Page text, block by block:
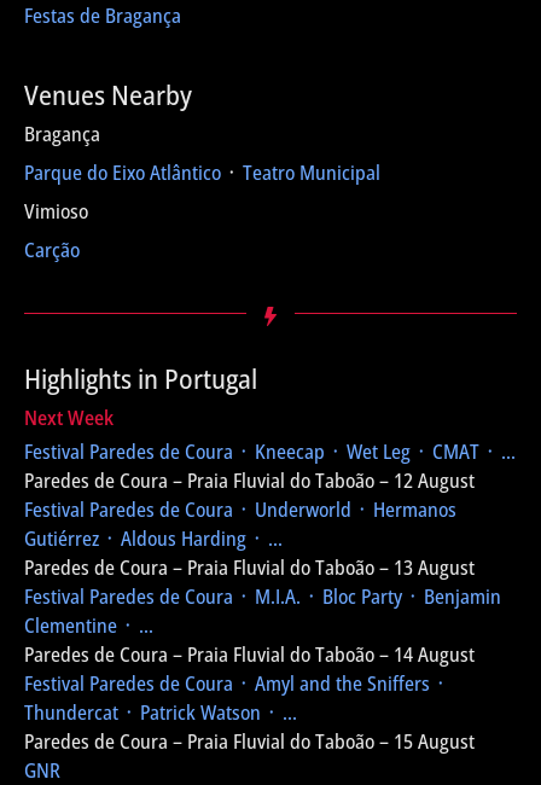
Festas de Bragança
Venues Nearby
Bragança
Parque do Eixo Atlântico ᛫ Teatro Municipal
Vimioso
Carção
Highlights in Portugal
Next Week
Festival Paredes de Coura ᛫ Kneecap ᛫ Wet Leg ᛫ CMAT ᛫ ...
Paredes de Coura – Praia Fluvial do Taboão – 12 August
Festival Paredes de Coura ᛫ Underworld ᛫ Hermanos
Gutiérrez ᛫ Aldous Harding ᛫ ...
Paredes de Coura – Praia Fluvial do Taboão – 13 August
Festival Paredes de Coura ᛫ M.I.A. ᛫ Bloc Party ᛫ Benjamin
Clementine ᛫ ...
Paredes de Coura – Praia Fluvial do Taboão – 14 August
Festival Paredes de Coura ᛫ Amyl and the Sniffers ᛫
Thundercat ᛫ Patrick Watson ᛫ ...
Paredes de Coura – Praia Fluvial do Taboão – 15 August
GNR